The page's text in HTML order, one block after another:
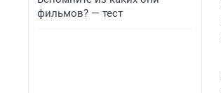
фильмов? — тест